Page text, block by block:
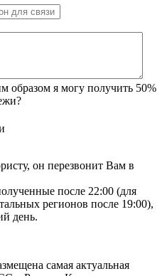
образом я могу получить 50%
он перезвонит Вам в
после 22:00 (для
регионов после 19:00),
день.
самая актуальная